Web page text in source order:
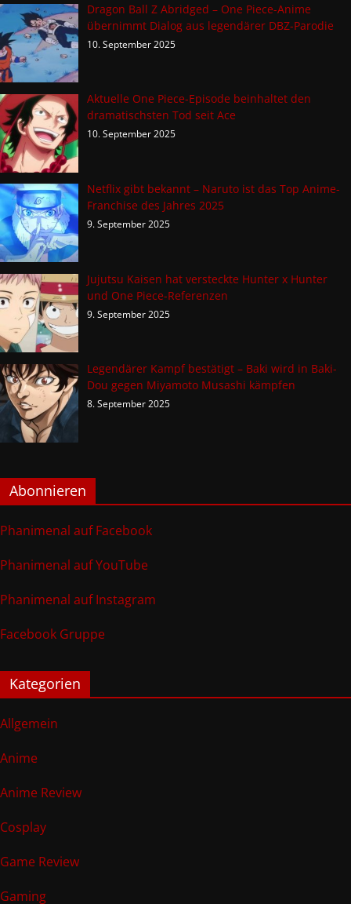
Dragon Ball Z Abridged – One Piece-Anime
übernimmt Dialog aus legendärer DBZ-Parodie
10. September 2025
Aktuelle One Piece-Episode beinhaltet den
dramatischsten Tod seit Ace
10. September 2025
Netflix gibt bekannt – Naruto ist das Top Anime-
Franchise des Jahres 2025
9. September 2025
Jujutsu Kaisen hat versteckte Hunter x Hunter
und One Piece-Referenzen
9. September 2025
Legendärer Kampf bestätigt – Baki wird in Baki-
Dou gegen Miyamoto Musashi kämpfen
8. September 2025
Abonnieren
Phanimenal auf Facebook
Phanimenal auf YouTube
Phanimenal auf Instagram
Facebook Gruppe
Kategorien
Allgemein
Anime
Anime Review
Cosplay
Game Review
Gaming